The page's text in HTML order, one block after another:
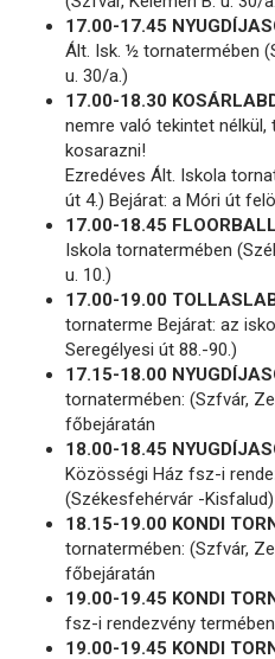
17.00-17.45
Ált. Isk. ½ tornatermében
u. 30/a.)
17.00-18.30
nemre való tekintet
kosarazni!
Ezredéves Ált. Iskola
út 4.) Bejárat: a Móri út
17.00-18.45 FLOORBALL
Iskola tornatermében
u. 10.)
17.00-19.00
tornaterme Bejárat: az
Seregélyesi út 88.-90.)
17.15-18.00
tornatermében: (Szfvár,
főbejáratán
18.00-18.45
Közösségi Ház fsz-i
(Székesfehérvár -Kisfalud)
18.15-19.00 KONDI
tornatermében: (Szfvár,
főbejáratán
19.00-19.45 KONDI
fsz-i rendezvény
19.00-19.45 KONDI